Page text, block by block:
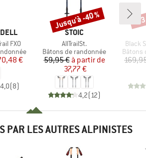
FXO
réduit
€
4,0(8)
MARQUE
STOIC
Article
AllTrailSt.
Product group
Bâtons de randonnée
Prix
59,95 € Prix réduit
à partir de
37,77 €
4,2(12)
Remise
Jusqu'à -40 %
Article
Black
Bâtons
-
PAR LES AUTRES ALPINISTES